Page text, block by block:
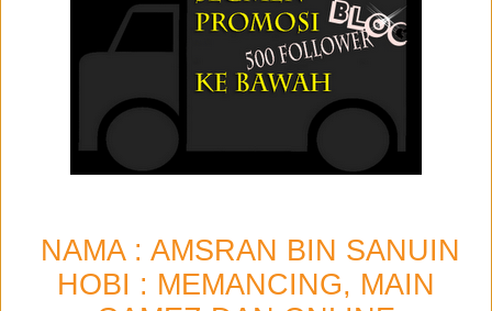
NAMA : AMSRAN BIN SANUIN
HOBI : MEMANCING, MAIN